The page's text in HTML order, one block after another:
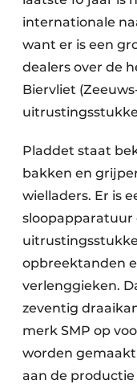
internationale
want er is een
dealers over de
Biervliet
Pladdet staat
bakken en
wielladers. Er is
sloopapparatuur
opbreektanden
verlenggieken.
zeventig
merk SMP op
worden
aan de